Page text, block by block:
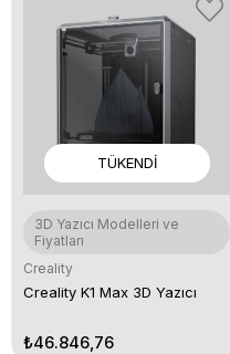
TÜKENDI
3D Yazıcı Modelleri ve
Fiyatları
Creality
Creality K1 Max 3D Yazıcı
₺46.846,76